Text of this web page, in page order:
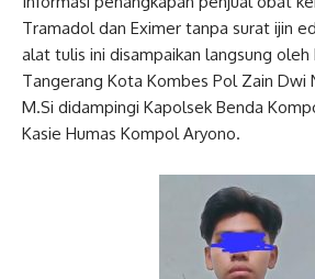
Tramadol dan Eximer tanpa surat ijin
alat tulis ini disampaikan langsung
Tangerang Kota Kombes Pol Zain Dwi
M.Si didampingi Kapolsek Benda
Kasie Humas Kompol Aryono.